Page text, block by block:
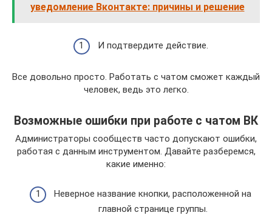
уведомление Вконтакте: причины и решение
И подтвердите действие.
Все довольно просто. Работать с чатом сможет каждый
человек, ведь это легко.
Возможные ошибки при работе с чатом ВК
Администраторы сообществ часто допускают ошибки,
работая с данным инструментом. Давайте разберемся,
какие именно:
Неверное название кнопки, расположенной на
главной странице группы.